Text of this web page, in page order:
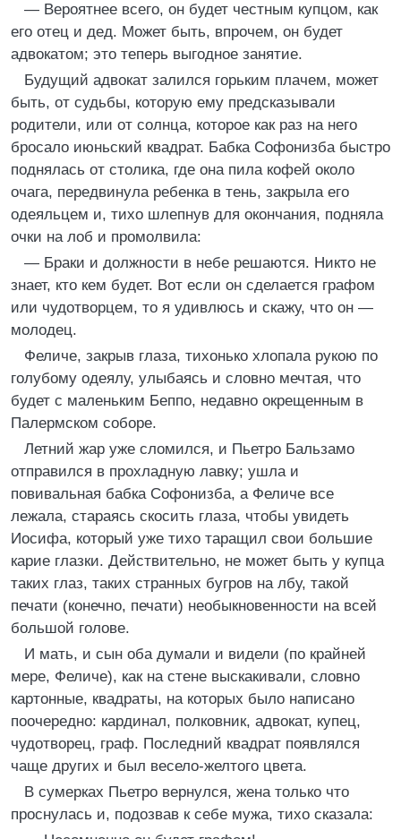
— Вероятнее всего, он будет честным купцом, как
его отец и дед. Может быть, впрочем, он будет
адвокатом; это теперь выгодное занятие.
Будущий адвокат залился горьким плачем, может
быть, от судьбы, которую ему предсказывали
родители, или от солнца, которое как раз на него
бросало июньский квадрат. Бабка Софонизба быстро
поднялась от столика, где она пила кофей около
очага, передвинула ребенка в тень, закрыла его
одеяльцем и, тихо шлепнув для окончания, подняла
очки на лоб и промолвила:
— Браки и должности в небе решаются. Никто не
знает, кто кем будет. Вот если он сделается графом
или чудотворцем, то я удивлюсь и скажу, что он —
молодец.
Феличе, закрыв глаза, тихонько хлопала рукою по
голубому одеялу, улыбаясь и словно мечтая, что
будет с маленьким Беппо, недавно окрещенным в
Палермском соборе.
Летний жар уже сломился, и Пьетро Бальзамо
отправился в прохладную лавку; ушла и
повивальная бабка Софонизба, а Феличе все
лежала, стараясь скосить глаза, чтобы увидеть
Иосифа, который уже тихо таращил свои большие
карие глазки. Действительно, не может быть у купца
таких глаз, таких странных бугров на лбу, такой
печати (конечно, печати) необыкновенности на всей
большой голове.
И мать, и сын оба думали и видели (по крайней
мере, Феличе), как на стене выскакивали, словно
картонные, квадраты, на которых было написано
поочередно: кардинал, полковник, адвокат, купец,
чудотворец, граф. Последний квадрат появлялся
чаще других и был весело-желтого цвета.
В сумерках Пьетро вернулся, жена только что
проснулась и, подозвав к себе мужа, тихо сказала: